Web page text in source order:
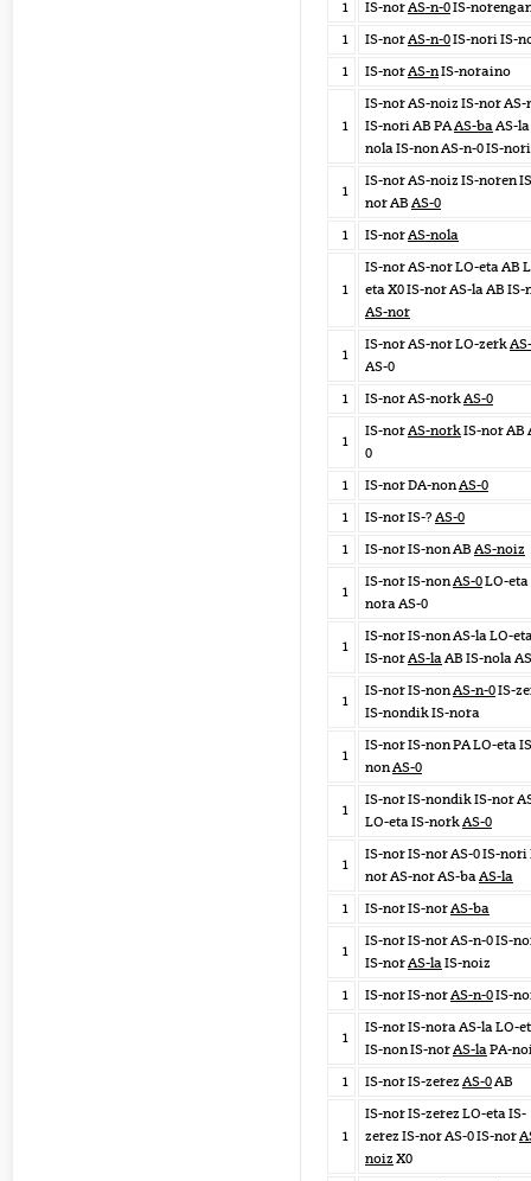
1 IS-norAS-n-0IS-
1
IS-norAS-n-0IS-nori IS-
1
IS-norAS-nIS-noraino
1
IS-nor AS-noiz IS-nor AS-
IS-nori AB PAAS-baAS-
nola IS-non AS-n-0 IS-nori
1
IS-nor AS-noiz IS-noren
nor AB AS-0
1
IS-norAS-nola
1
IS-nor AS-nor LO-eta AB
eta X0 IS-nor AS-la AB IS-
AS-nor
1
IS-nor AS-nor LO-zerk
AS-0
1
IS-nor AS-norkAS-0
1
IS-norAS-norkIS-nor AB
0
1
IS-nor DA-nonAS-0
1
IS-nor IS-? AS-0
1
IS-nor IS-non AB AS-noiz
1
IS-nor IS-nonAS-0LO-eta
nora AS-0
1
IS-nor IS-non AS-la LO-
IS-norAS-laAB IS-nola
1
IS-nor IS-nonAS-n-0IS-
IS-nondik IS-nora
1
IS-nor IS-non PA LO-eta
nonAS-0
1
IS-nor IS-nondik IS-nor
LO-eta IS-norkAS-0
1
IS-nor IS-nor AS-0 IS-nori
nor AS-nor AS-baAS-la
1
IS-nor IS-norAS-ba
1
IS-nor IS-nor AS-n-0 IS-
IS-norAS-laIS-noiz
1
IS-nor IS-norAS-n-0IS-
1
IS-nor IS-nora AS-la LO-
IS-non IS-norAS-laPA-
1
IS-nor IS-zerez AS-0AB
1
IS-nor IS-zerez LO-eta IS-
zerez IS-nor AS-0 IS-nor
noiz X0